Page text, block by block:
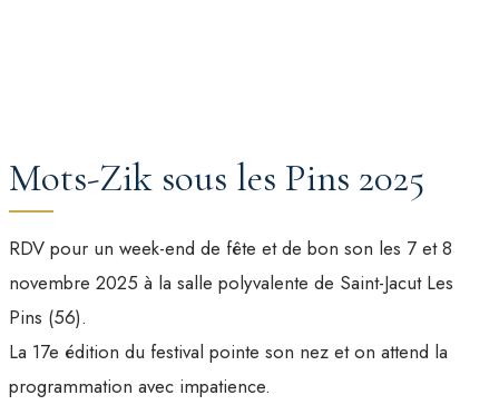
Mots-Zik sous les Pins 2025
RDV pour un week-end de fête et de bon son les 7 et 8
novembre 2025 à la salle polyvalente de Saint-Jacut Les
Pins (56).
La 17e édition du festival pointe son nez et on attend la
programmation avec impatience.